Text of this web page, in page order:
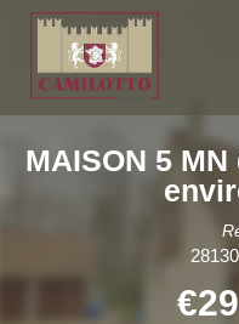
MAISON 5